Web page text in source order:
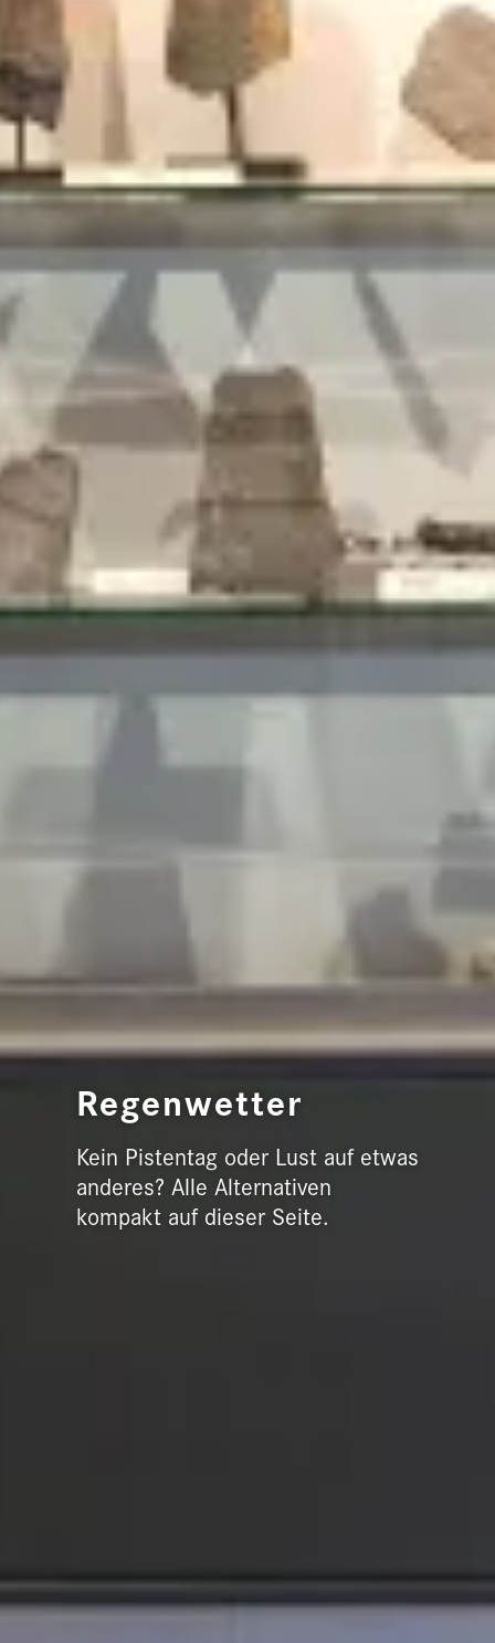
Regenwetter
Kein Pistentag oder Lust auf etwas
anderes? Alle Alternativen
kompakt auf dieser Seite.